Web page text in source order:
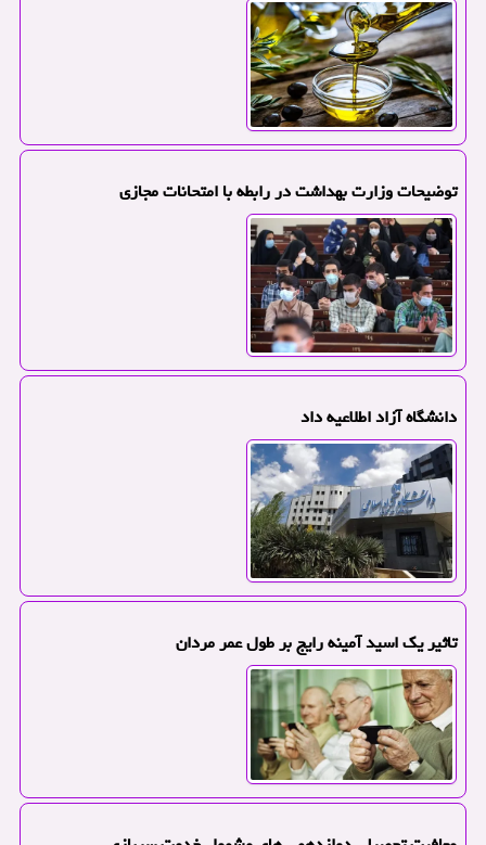
توضیحات وزارت بهداشت در رابطه با امتحانات مجازی
دانشگاه آزاد اطلاعیه داد
تاثیر یک اسید آمینه رایج بر طول عمر مردان